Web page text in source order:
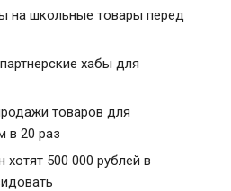
на школьные товары перед
хабы для
товаров для
в 20 раз
хотят 500 000 рублей в